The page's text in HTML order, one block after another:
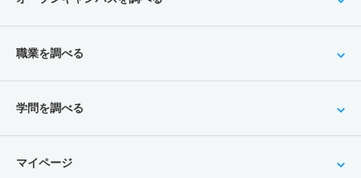
職業を調べる
学問を調べる
マイページ